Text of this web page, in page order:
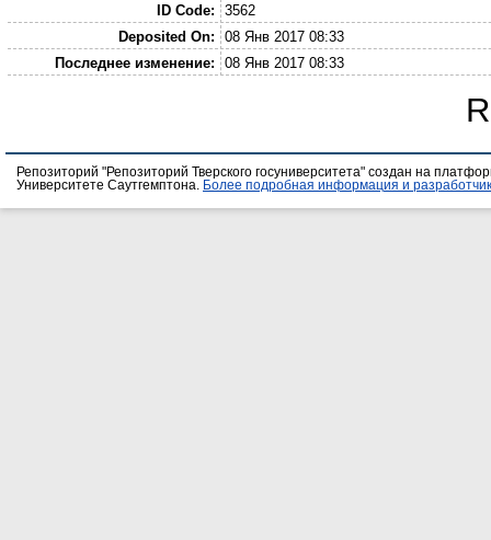
ID Code:
3562
Deposited On:
08 Янв 2017 08:33
Последнее изменение:
08 Янв 2017 08:33
Репозиторий "Репозиторий Тверского госуниверситета" создан на
Университете Саутгемптона. Более подробная информация и